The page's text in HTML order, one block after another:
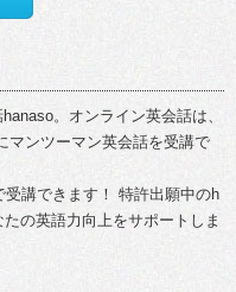
。オンライン英会話は、
マンツーマン英会話を受講で
講できます！ 特許出願中のh
の英語力向上をサポートしま